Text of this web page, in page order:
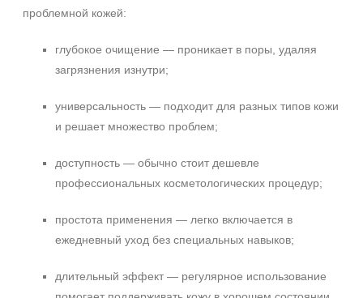
проблемной кожей:
глубокое очищение — проникает в поры, удаляя
загрязнения изнутри;
универсальность — подходит для разных типов кожи
и решает множество проблем;
доступность — обычно стоит дешевле
профессиональных косметологических процедур;
простота применения — легко включается в
ежедневный уход без специальных навыков;
длительный эффект — регулярное использование